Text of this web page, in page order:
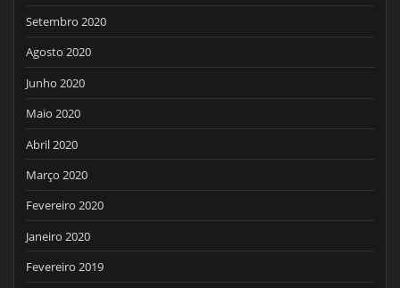
Setembro 2020
Agosto 2020
Junho 2020
Maio 2020
Abril 2020
Março 2020
Fevereiro 2020
Janeiro 2020
Fevereiro 2019